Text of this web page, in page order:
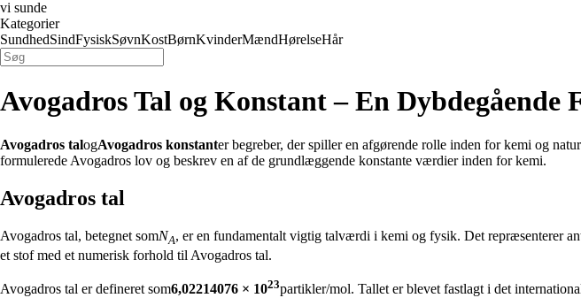
vi sunde
Kategorier
SundhedSindFysiskSøvnKostBørnKvinderMændHørelseHår
Avogadros Tal og Konstant – En Dybdegående
Avogadros talogAvogadros konstanter begreber, der spiller en afgørende rolle inden for kemi og
formulerede Avogadros lov og beskrev en af de grundlæggende konstante værdier inden for kemi.
Avogadros tal
Avogadros tal, betegnet somNA, er en fundamentalt vigtig talværdi i kemi og fysik. Det repræsenterer
et stof med et numerisk forhold til Avogadros tal.
Avogadros tal er defineret som6,02214076 × 1023partikler/mol. Tallet er blevet fastlagt i det